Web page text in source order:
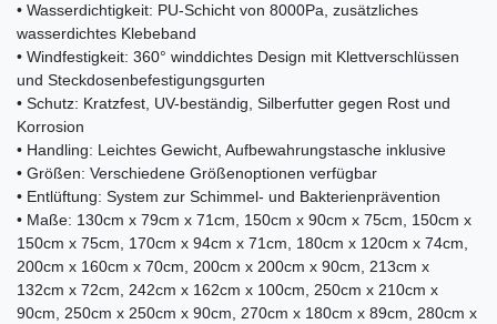
• Wasserdichtigkeit: PU-Schicht von 8000Pa, zusätzliches
wasserdichtes Klebeband
• Windfestigkeit: 360° winddichtes Design mit Klettverschlüssen
und Steckdosenbefestigungsgurten
• Schutz: Kratzfest, UV-beständig, Silberfutter gegen Rost und
Korrosion
• Handling: Leichtes Gewicht, Aufbewahrungstasche inklusive
• Größen: Verschiedene Größenoptionen verfügbar
• Entlüftung: System zur Schimmel- und Bakterienprävention
• Maße: 130cm x 79cm x 71cm, 150cm x 90cm x 75cm, 150cm x
150cm x 75cm, 170cm x 94cm x 71cm, 180cm x 120cm x 74cm,
200cm x 160cm x 70cm, 200cm x 200cm x 90cm, 213cm x
132cm x 72cm, 242cm x 162cm x 100cm, 250cm x 210cm x
90cm, 250cm x 250cm x 90cm, 270cm x 180cm x 89cm, 280cm x